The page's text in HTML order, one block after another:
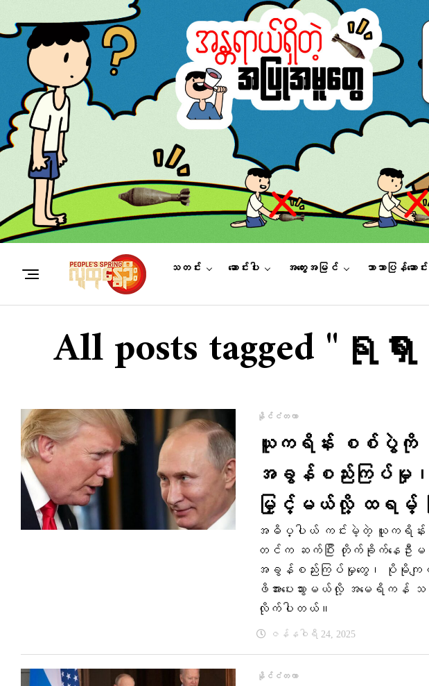
သတင်း ဆောင်းပါး အတွေးအမြင် ဘာသာပြန်ဆောင်း
All posts tagged "
နိုင်ငံတကာ
ယူကရိန်း စစ်ပွဲကို
အခွန်စည်းကြပ်မှု၊
မြှင့်မယ်လို့ ထရမ့် ခြိ
အဓိပ္ပါယ် ကင်းမဲ့တဲ့ ယူကရိန်
တင်က ဆက်ပြီး တိုက်ခိုက်နေဦးမ
အခွန်စည်းကြပ်မှုတွေ၊ ပိုမိုကျပ်
ဖိအားပေးသွားမယ်လို့ အမေရိကန်
လိုက်ပါတယ်။
ဇန်နဝါရီ 24, 2025
နိုင်ငံတကာ